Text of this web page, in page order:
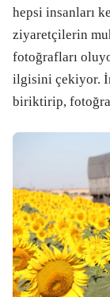
hepsi insanları
ziyaretçilerin
fotoğrafları
ilgisini çekiyor.
biriktirip,